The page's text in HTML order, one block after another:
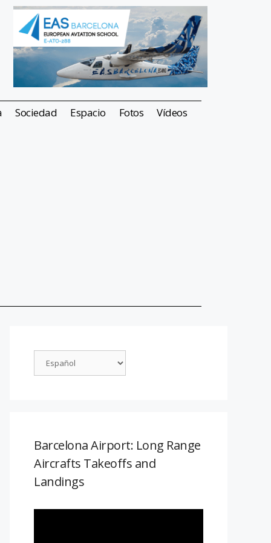
Sociedad Espacio Fotos Vídeos
Barcelona Airport: Long Range
Aircrafts Takeoffs and
Landings